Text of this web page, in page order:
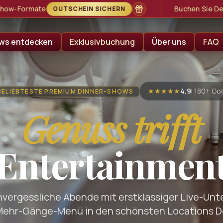
Buchen Sie Deutschlands beliebtestes Erlebnis-
entdecken Exklusivbuchung Über uns FAQ
PREMIUM DINNER-SHOWS ★★★★★4.9| 180+
Genuss trifft
Abende mit erstklassiger Live-
Gänge-Menü in den schönsten Locations